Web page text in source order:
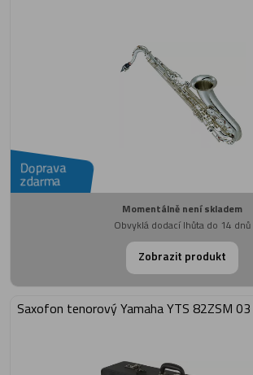
Doprava
zdarma
Momentálně není skladem
Obvyklá dodací lhůta do 14 dnů
Zobrazit produkt
Saxofon tenorový Yamaha YTS 82ZSM 03